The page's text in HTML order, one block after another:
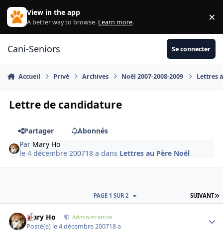
Aller au contenu
View in the app
A better way to browse. Learn more. ×
Cani-Seniors Se connecter
Accueil Privé Archives Noël 2007-2008-2009 Lettres
Lettre de candidature
Partager
Abonnés
Par Mary Ho
le 4 décembre 200718 a dans Lettres au Père Noël
SUIVANT
PAGE 1 SUR 2
Mary Ho Administratrice
Posté(e) le 4 décembre 200718 a